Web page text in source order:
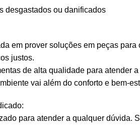
desgastados ou danificados
em prover soluções em peças
justos.
de alta qualidade para atender
vai além do conforto e bem-
para atender a qualquer dúvida.